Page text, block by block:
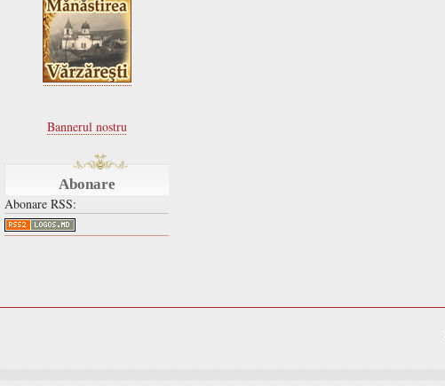
Bannerul nostru
Abonare
Abonare RSS: